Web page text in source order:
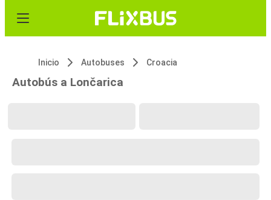
Inicio Autobuses Croacia
Autobús a Lončarica